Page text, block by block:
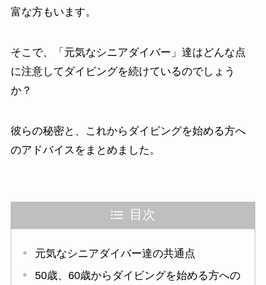
富な方もいます。
そこで、「元気なシニアダイバー」達はどんな点
に注意してダイビングを続けているのでしょう
か？
彼らの秘密と、これからダイビングを始める方へ
のアドバイスをまとめました。
目次
元気なシニアダイバー達の共通点
50歳、60歳からダイビングを始める方への